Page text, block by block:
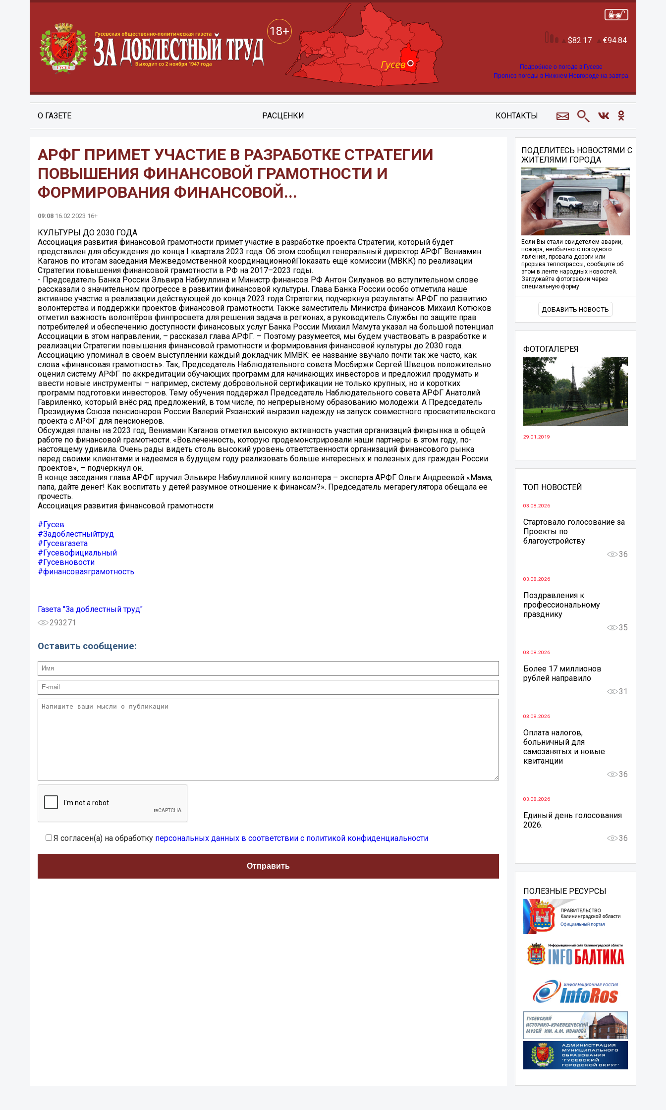
18+
82.17 94.84
Подробнее о погоде в Гусеве
Прогноз погоды в Нижнем Новгороде на завтра
О ГАЗЕТЕ РАСЦЕНКИ КОНТАКТЫ
АРФГ ПРИМЕТ УЧАСТИЕ В РАЗРАБОТКЕ СТРАТЕГИИ
ПОВЫШЕНИЯ ФИНАНСОВОЙ ГРАМОТНОСТИ И
ФОРМИРОВАНИЯ ФИНАНСОВОЙ...
09:08 16.02.2023 16+
КУЛЬТУРЫ ДО 2030 ГОДА
Ассоциация развития финансовой грамотности примет участие в разработке проекта Стратегии, который будет
представлен для обсуждения до конца I квартала 2023 года. Об этом сообщил генеральный директор АРФГ Вениамин
Каганов по итогам заседания Межведомственной координационнойПоказать ещё комиссии (МВКК) по реализации
Стратегии повышения финансовой грамотности в РФ на 2017–2023 годы.
- Председатель Банка России Эльвира Набиуллина и Министр финансов РФ Антон Силуанов во вступительном слове
рассказали о значительном прогрессе в развитии финансовой культуры. Глава Банка России особо отметила наше
активное участие в реализации действующей до конца 2023 года Стратегии, подчеркнув результаты АРФГ по развитию
волонтерства и поддержки проектов финансовой грамотности. Также заместитель Министра финансов Михаил Котюков
отметил важность волонтёров финпросвета для решения задача в регионах, а руководитель Службы по защите прав
потребителей и обеспечению доступности финансовых услуг Банка России Михаил Мамута указал на большой потенциал
Ассоциации в этом направлении, – рассказал глава АРФГ. – Поэтому разумеется, мы будем участвовать в разработке и
реализации Стратегии повышения финансовой грамотности и формирования финансовой культуры до 2030 года.
Ассоциацию упоминал в своем выступлении каждый докладчик ММВК: ее название звучало почти так же часто, как
слова «финансовая грамотность». Так, Председатель Наблюдательного совета Мосбиржи Сергей Швецов положительно
оценил систему АРФГ по аккредитации обучающих программ для начинающих инвесторов и предложил продумать и
ввести новые инструменты – например, систему добровольной сертификации не только крупных, но и коротких
программ подготовки инвесторов. Тему обучения поддержал Председатель Наблюдательного совета АРФГ Анатолий
Гавриленко, который внёс ряд предложений, в том числе, по непрерывному образованию молодежи. А Председатель
Президиума Союза пенсионеров России Валерий Рязанский выразил надежду на запуск совместного просветительского
проекта с АРФГ для пенсионеров.
Обсуждая планы на 2023 год, Вениамин Каганов отметил высокую активность участия организаций финрынка в общей
работе по финансовой грамотности. «Вовлеченность, которую продемонстрировали наши партнеры в этом году, по-
настоящему удивила. Очень рады видеть столь высокий уровень ответственности организаций финансового рынка
перед своими клиентами и надеемся в будущем году реализовать больше интересных и полезных для граждан России
проектов», – подчеркнул он.
В конце заседания глава АРФГ вручил Эльвире Набиуллиной книгу волонтера – эксперта АРФГ Ольги Андреевой «Мама,
папа, дайте денег! Как воспитать у детей разумное отношение к финансам?». Председатель мегарегулятора обещала ее
прочесть.
Ассоциация развития финансовой грамотности
#Гусев
#Задоблестныйтруд
#Гусевгазета
#Гусевофициальный
#Гусевновости
#финансоваяграмотность
Газета "За доблестный труд"
293271
Оставить сообщение:
Я согласен(а) на обработку персональных данных в соответствии с политикой конфиденциальности
ПОДЕЛИТЕСЬ НОВОСТЯМИ С
ЖИТЕЛЯМИ ГОРОДА
Если Вы стали свидетелем аварии,
пожара, необычного погодного
явления, провала дороги или
прорыва теплотрассы, сообщите об
этом в ленте народных новостей.
Загружайте фотографии через
специальную форму.
ДОБАВИТЬ НОВОСТЬ
ФОТОГАЛЕРЕЯ
29.01.2019
ТОП НОВОСТЕЙ
03.08.2026
Стартовало голосование за
Проекты по
благоустройству
36
03.08.2026
Поздравления к
профессиональному
празднику
35
03.08.2026
Более 17 миллионов
рублей направило
31
03.08.2026
Оплата налогов,
больничный для
самозанятых и новые
квитанции
36
03.08.2026
Единый день голосования
2026.
36
ПОЛЕЗНЫЕ РЕСУРСЫ